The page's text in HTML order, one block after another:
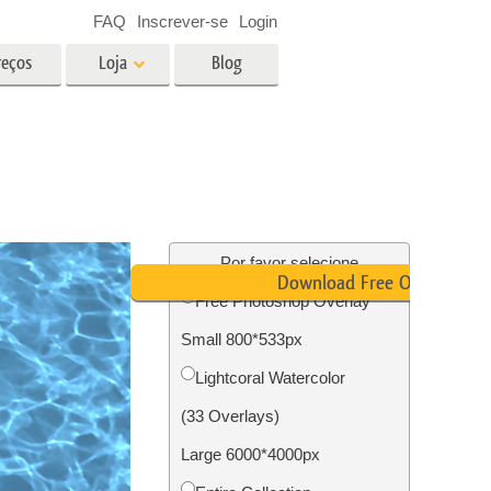
de
Foto Restauração Serviços
Loja Blog
FAQ Inscrever-se Login
Por favor selecione
Free Photoshop Overlay
Small 800*533px
Lightcoral Watercolor
(33 Overlays)
Large 6000*4000px
Download Free Overlay